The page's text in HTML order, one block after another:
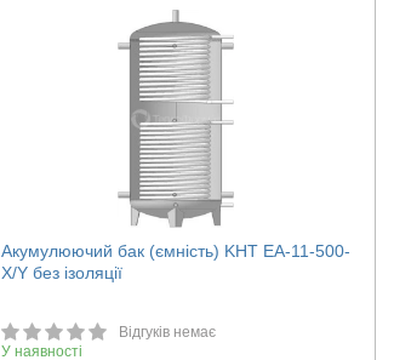
Акумулюючий бак (ємність) KHT ЕА-11-500-
X/Y без ізоляції
Відгуків немає
У наявності